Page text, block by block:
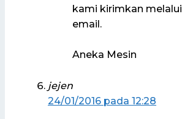
kami kirimkan melalui
email.
Aneka Mesin
jejen
24/01/2016 pada 12:28